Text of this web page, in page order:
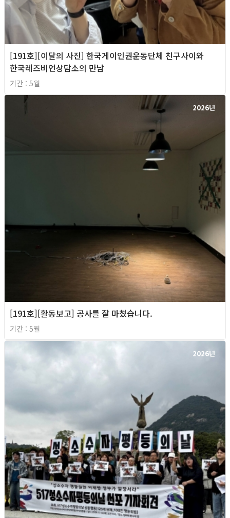
[191호][이달의 사진] 한국게이인권운동단체 친구사이와
한국레즈비언상담소의 만남
기간 : 5월
2026년
[191호][활동보고] 공사를 잘 마쳤습니다.
기간 : 5월
2026년